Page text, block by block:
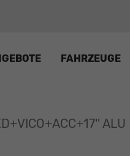
FAHRZEUGE
ALU